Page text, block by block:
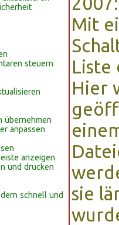
steuern
übernehmen
anpassen
anzeigen
und drucken
schnell und
Mit
Liste
Hier
sie